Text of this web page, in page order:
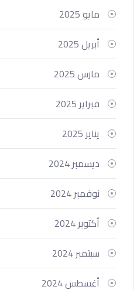
مايو 2025
أبريل 2025
مارس 2025
فبراير 2025
يناير 2025
ديسمبر 2024
نوفمبر 2024
أكتوبر 2024
سبتمبر 2024
أغسطس 2024